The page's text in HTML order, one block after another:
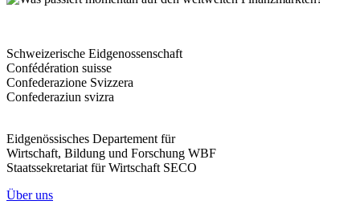
Schweizerische Eidgenossenschaft
Confédération suisse
Confederazione Svizzera
Confederaziun svizra
Eidgenössisches Departement für
Wirtschaft, Bildung und Forschung WBF
Staatssekretariat für Wirtschaft SECO
Über uns